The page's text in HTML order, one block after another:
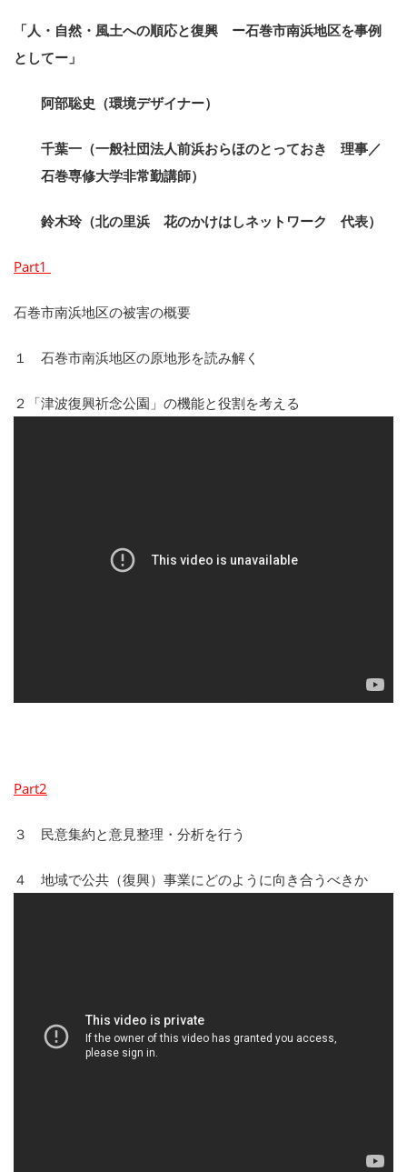
「人・自然・風土への順応と復興 ー石巻市南浜地区を事例
としてー」
阿部聡史（環境デザイナー）
千葉一（一般社団法人前浜おらほのとっておき 理事／
石巻専修大学非常勤講師）
鈴木玲（北の里浜 花のかけはしネットワーク 代表）
Part1
石巻市南浜地区の被害の概要
１ 石巻市南浜地区の原地形を読み解く
２「津波復興祈念公園」の機能と役割を考える
Part2
３ 民意集約と意見整理・分析を行う
４ 地域で公共（復興）事業にどのように向き合うべきか